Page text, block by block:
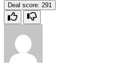
Deal score: 291